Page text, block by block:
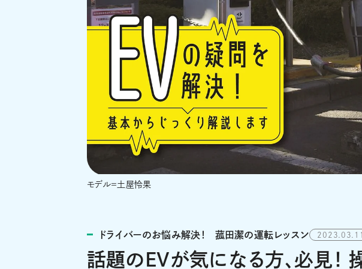
モデル＝土屋怜果
ドライバーのお悩み解決！ 菰田潔の運転レッスン 2023.03.11
話題のEVが気になる方、必見！